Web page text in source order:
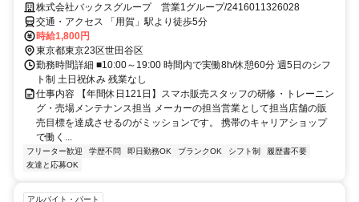
株式会社バックスグループ 営業1グループ/2416011326028
交通・アクセス 「用賀」駅より徒歩5分
時給1,800円
東京都東京23区世田谷区
勤務時間詳細 ■10:00～19:00 時間内で実働8h/休憩60分 週5日のシフ
ト制 土日祝休み 残業なし
仕事内容 【年間休日121日】スマホ販売スタッフの研修・トレーニン
グ・売場メンテナンス担当 メーカーの担当営業として担当店舗の販
売目標を達成させるのがミッションです。 携帯のキャリアショップ
で働く...
フリーター歓迎 学歴不問 即日勤務OK ブランクOK シフト制
履歴書不要
友達と応募OK
アルバイト・パート